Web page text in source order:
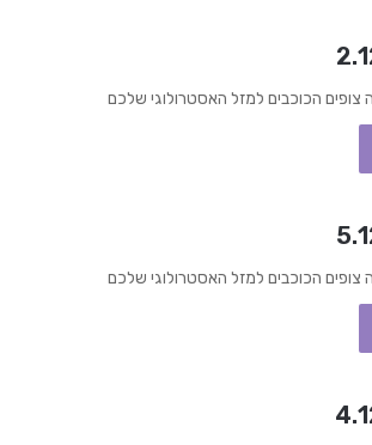
צופים הכוכבים למזל האסטרולוגי שלכם
צופים הכוכבים למזל האסטרולוגי שלכם